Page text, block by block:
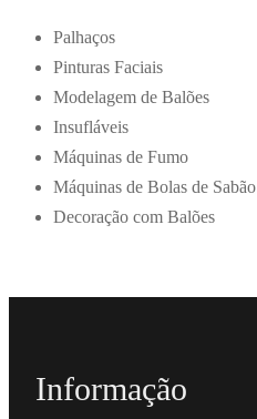
Palhaços
Pinturas Faciais
Modelagem de Balões
Insufláveis
Máquinas de Fumo
Máquinas de Bolas de Sabão
Decoração com Balões
Informação